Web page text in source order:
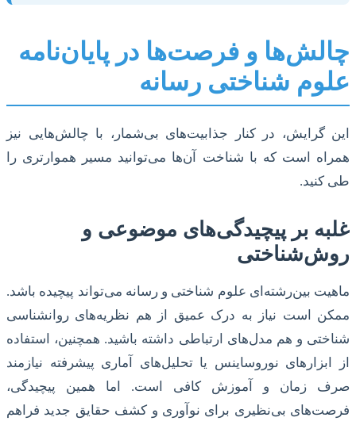
چالش‌ها و فرصت‌ها در پایان‌نامه
علوم شناختی رسانه
این گرایش، در کنار جذابیت‌های بی‌شمار، با چالش‌هایی نیز
همراه است که با شناخت آن‌ها می‌توانید مسیر هموارتری را
طی کنید.
غلبه بر پیچیدگی‌های موضوعی و
روش‌شناختی
ماهیت بین‌رشته‌ای علوم شناختی و رسانه می‌تواند پیچیده باشد.
ممکن است نیاز به درک عمیق از هم نظریه‌های روانشناسی
شناختی و هم مدل‌های ارتباطی داشته باشید. همچنین، استفاده
از ابزارهای نوروساینس یا تحلیل‌های آماری پیشرفته نیازمند
صرف زمان و آموزش کافی است. اما همین پیچیدگی،
فرصت‌های بی‌نظیری برای نوآوری و کشف حقایق جدید فراهم